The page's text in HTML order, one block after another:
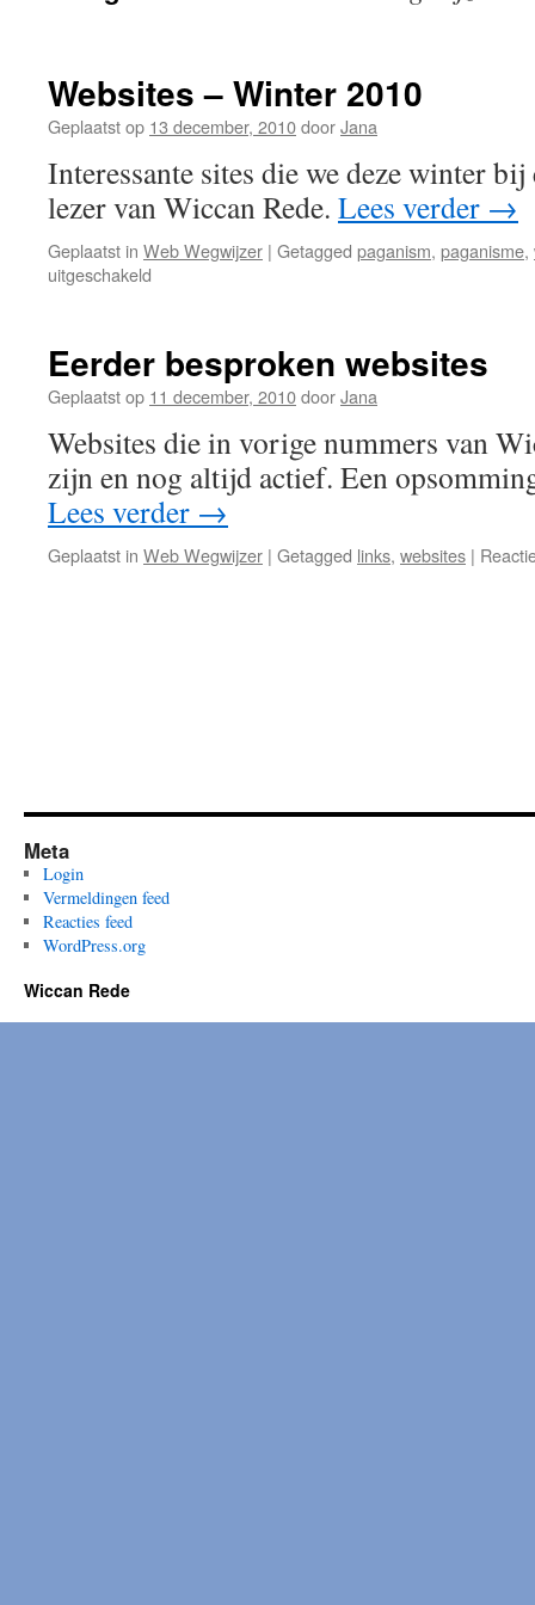
Websites – Winter 2010
Geplaatst op 13 december, 2010doorJana
Interessante sites die we deze winter
lezer van Wiccan Rede. Lees verder →
Geplaatst in Web Wegwijzer | Getagged paganism, paganisme,
uitgeschakeld
2010
Eerder besproken websites
Geplaatst op 11 december, 2010doorJana
Websites die in vorige nummers van
zijn en nog altijd actief. Een
Lees verder →
Geplaatst in Web Wegwijzer | Getagged links, websites |
Meta
Login
Vermeldingen feed
Reacties feed
WordPress.org
Wiccan Rede